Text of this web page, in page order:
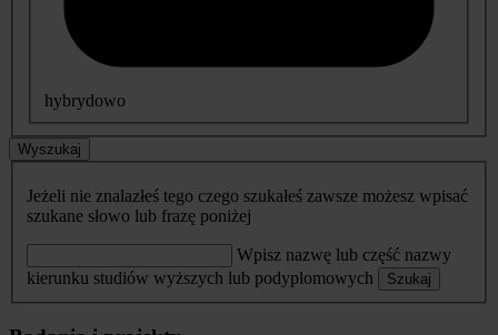
hybrydowo
Wyszukaj
Jeżeli nie znalazłeś tego czego szukałeś zawsze możesz wpisać
szukane słowo lub frazę poniżej
Wpisz nazwę lub część nazwy
kierunku studiów wyższych lub podyplomowych
Szukaj